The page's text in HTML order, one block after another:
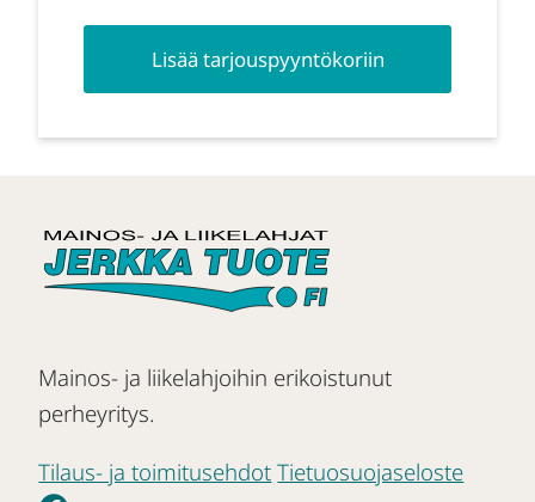
Lisää tarjouspyyntökoriin
Mainos- ja liikelahjoihin erikoistunut
perheyritys.
Tilaus- ja toimitusehdot Tietuosuojaseloste